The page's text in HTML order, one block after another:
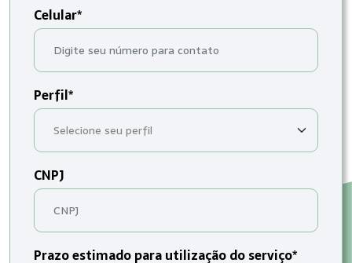
Celular*
Perfil*
CNPJ
Prazo estimado para utilização do serviço*